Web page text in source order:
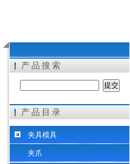
希而科工业控制设备（上海）有限公司
产品搜索
产品目录
夹具模具
夹爪